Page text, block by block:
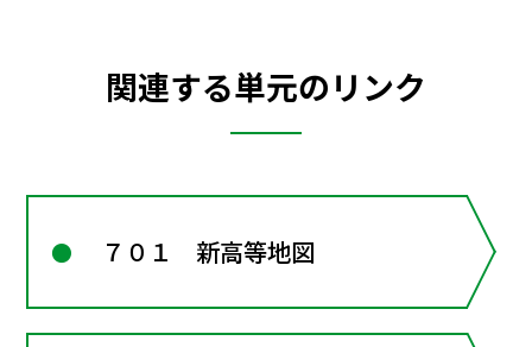
関連する単元のリンク
７０１ 新高等地図